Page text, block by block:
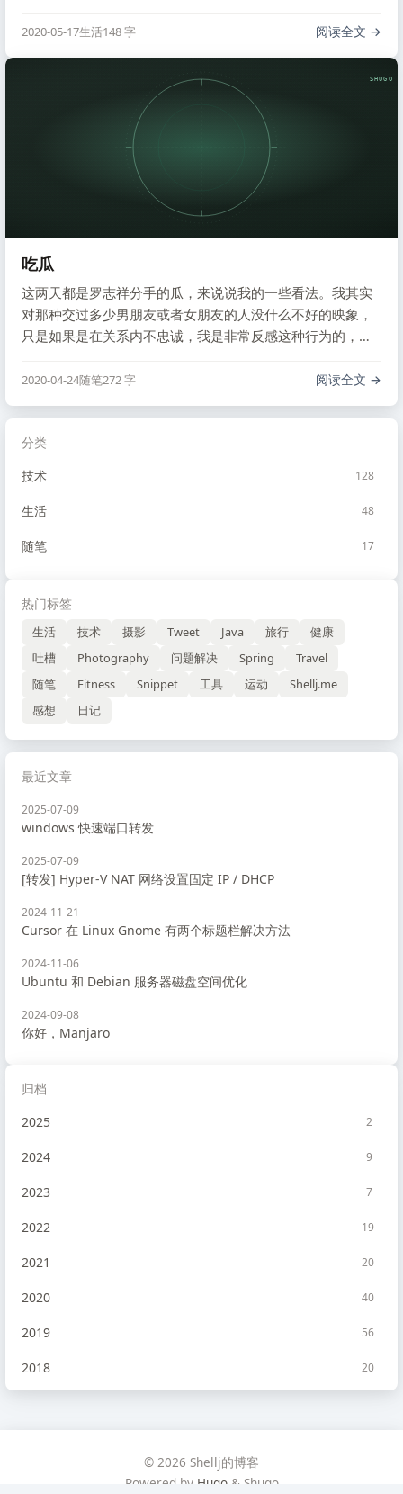
分类
技术
128
生活 48
随笔 17
热门标签
生活 技术 摄影 Tweet Java 旅行
健康
吐槽
Photography 问题解决 Spring
Travel
随笔
Fitness Snippet 工具 运动
Shellj.me
感想
日记
2020-05-17生活148 字 阅读全文
SHUGO
吃瓜
这两天都是罗志祥分手的瓜，来说说我的一些看法。我其实
对那种交过多少男朋友或者女朋友的人没什么不好的映象，
只是如果是在关系内不忠诚，我是非常反感这种行为的，比
为。
2020-04-24随笔272 字 阅读全文
最近文章
2025-07-09
windows 快速端口转发
2025-07-09
[转发] Hyper-V NAT 网络设置固定 IP / DHCP
2024-11-21
Cursor 在 Linux Gnome 有两个标题栏解决方法
2024-11-06
Ubuntu 和 Debian 服务器磁盘空间优化
2024-09-08
你好，Manjaro
归档
2025
2
2024 9
2023 7
2022 19
2021 20
2020 40
2019 56
2018 20
© 2026 Shellj的博客
Powered by Hugo& Shugo